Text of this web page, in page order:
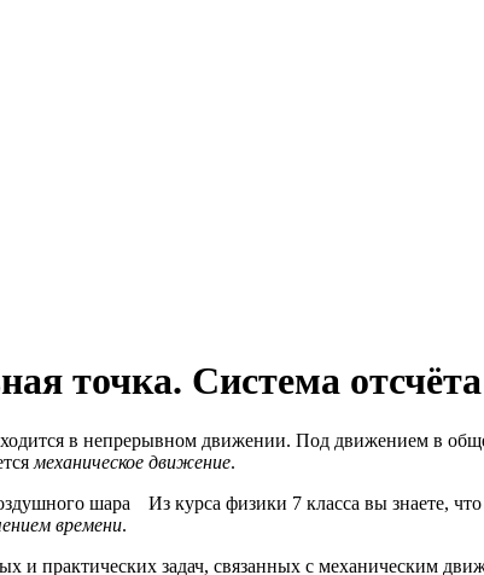
точка. Система отсчёта
в непрерывном движении. Под движением в
механическое движение.
Из курса физики 7 класса вы знаете, что
времени.
и практических задач, связанных с механическим